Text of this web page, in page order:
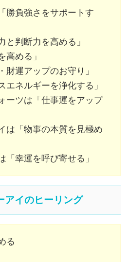
勝負強さをサポートす
と判断力を高める」
高める」
財運アップのお守り」
エネルギーを浄化する」
ーツは「仕事運をアップ
は「物事の本質を見極め
「幸運を呼び寄せる」
アイのヒーリング
る